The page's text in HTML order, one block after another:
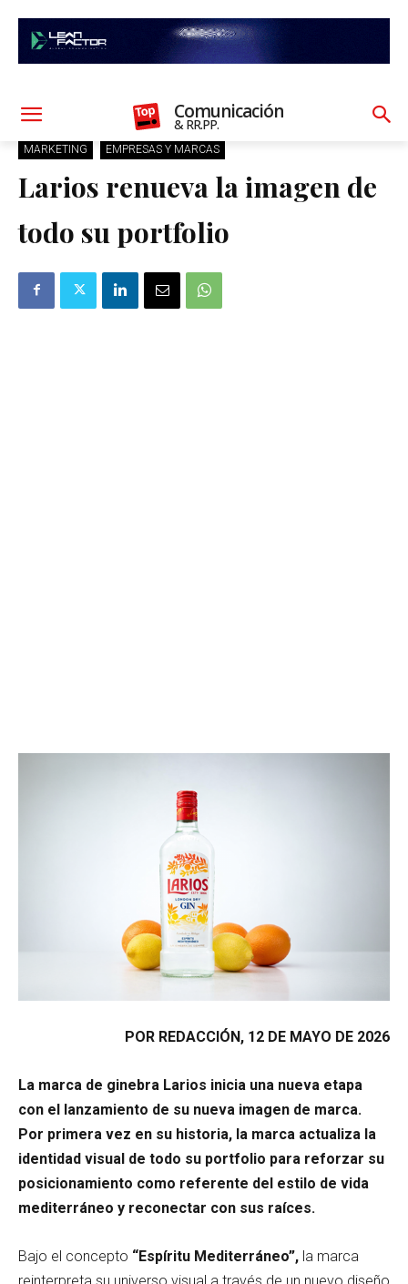
Comunicación
& RR.PP.
MARKETING EMPRESAS Y MARCAS
Larios renueva la imagen de
todo su portfolio
POR REDACCIÓN, 12 DE MAYO DE 2026
La marca de ginebra Larios inicia una nueva etapa
con el lanzamiento de su nueva imagen de marca.
Por primera vez en su historia, la marca actualiza la
identidad visual de todo su portfolio para reforzar su
posicionamiento como referente del estilo de vida
mediterráneo y reconectar con sus raíces.
Bajo el concepto “Espíritu Mediterráneo”, la marca
reinterpreta su universo visual a través de un nuevo diseño